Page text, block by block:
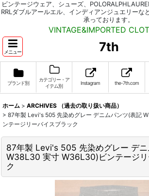
ビンテージウェア、シューズ、
RRLダブルアールエル、インディアンジュエリーな
承っております。
VINTAGE&IMPORTED
メニュー 7th
ブランド別
カテゴリー・ア
イテム別
Instagram the-7th.com
ホーム > ARCHIVES （過去の取り扱い商品）
> 87年製 Levi's 505 先染めグレー デニムパンツ(表記
ンテージリーバイスブラック
87年製 Levi's 505 先染めグレー デ
W38L30 実寸 W36L30)ビンテージリ
ク